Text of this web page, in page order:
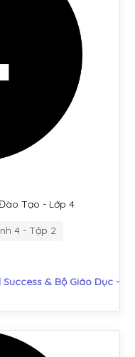
Tạo - Lớp 4
4 - Tập 2
& Bộ Giáo Dục -